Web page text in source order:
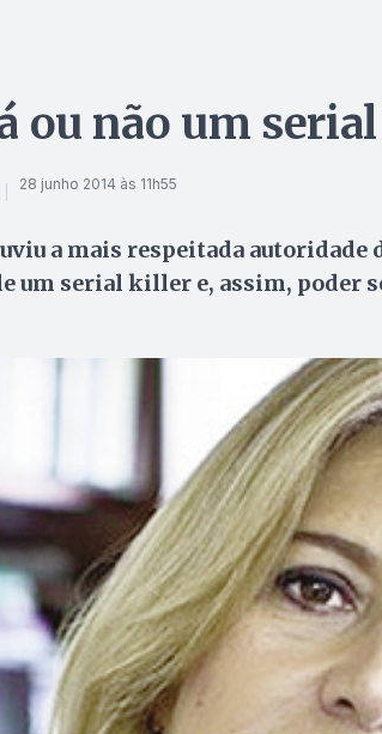
ou não um
28 junho 2014 às 11h55
a mais respeitada autoridade
um serial killer e, assim, poder